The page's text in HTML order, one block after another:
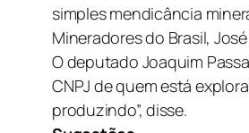
simples mendicância
Mineradores do Brasil,
O deputado Joaquim
CNPJ de quem está
produzindo”, disse.